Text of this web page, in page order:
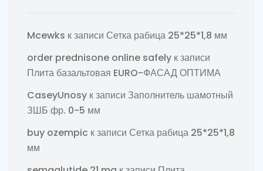
Mcewks к записи Сетка рабица 25*25*1,8 мм
order prednisone online safely к записи
Плита базальтовая EURO-ФАСАД ОПТИМА
CaseyUnosy к записи Заполнитель шамотный
ЗШБ фр. 0-5 мм
buy ozempic к записи Сетка рабица 25*25*1,8
мм